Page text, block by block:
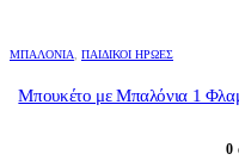
ΜΠΑΛΌΝΙΑ ΠΑΙΔΙΚΟΊ ΉΡΩΕΣ
Μπουκέτο με Μπαλόνια 1
0